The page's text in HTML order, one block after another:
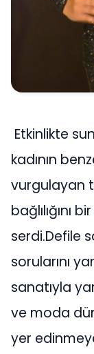
Etkinlikte
kadının
vurgulayan
bağlılığını
serdi.Defile
sorularını
sanatıyla
ve moda
yer